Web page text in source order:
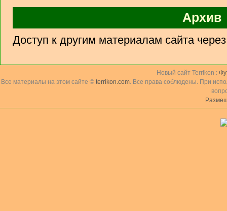
Архив
Доступ к другим материалам сайта
Новый сайт Terrikon :
Все материалы на этом сайте © terrikon.com. Все права соблюдены. При